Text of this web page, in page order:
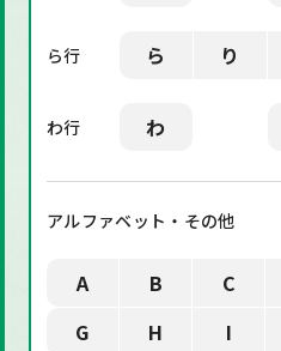
ら行 ら り
わ行 わ
アルファベット・その他
A B C
G
H I